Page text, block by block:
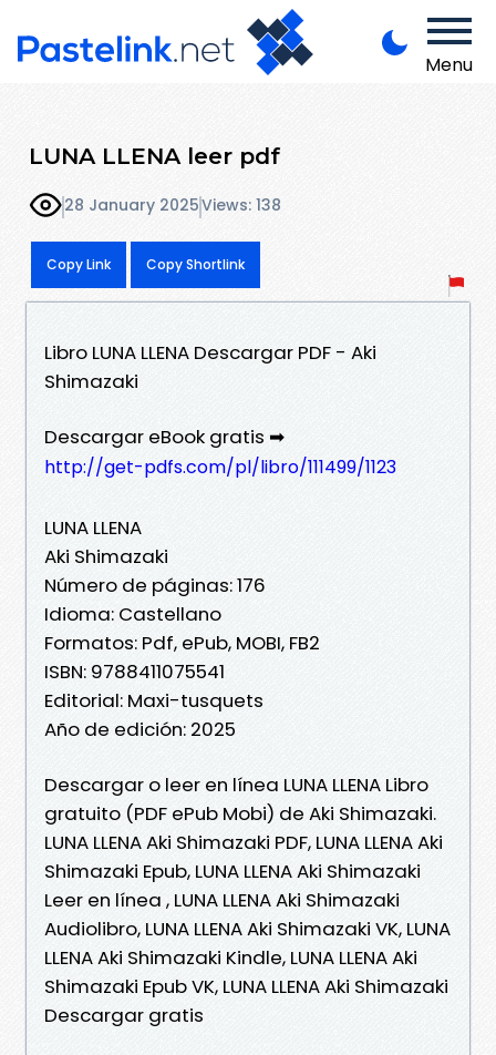
Menu
LUNA LLENA leer pdf
28 January 2025Views: 138
Copy Link Copy Shortlink
Libro LUNA LLENA Descargar PDF - Aki
Shimazaki
Descargar eBook gratis ➡
http://get-pdfs.com/pl/libro/111499/1123
LUNA LLENA
Aki Shimazaki
Número de páginas: 176
Idioma: Castellano
Formatos: Pdf, ePub, MOBI, FB2
ISBN: 9788411075541
Editorial: Maxi-tusquets
Año de edición: 2025
Descargar o leer en línea LUNA LLENA Libro
gratuito (PDF ePub Mobi) de Aki Shimazaki.
LUNA LLENA Aki Shimazaki PDF, LUNA LLENA Aki
Shimazaki Epub, LUNA LLENA Aki Shimazaki
Leer en línea , LUNA LLENA Aki Shimazaki
Audiolibro, LUNA LLENA Aki Shimazaki VK, LUNA
LLENA Aki Shimazaki Kindle, LUNA LLENA Aki
Shimazaki Epub VK, LUNA LLENA Aki Shimazaki
Descargar gratis